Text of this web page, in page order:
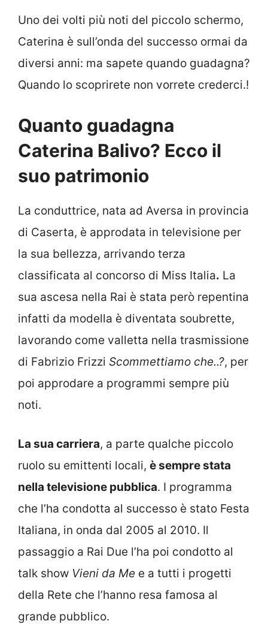
Uno dei volti più noti del piccolo schermo,
Caterina è sull’onda del successo ormai da
diversi anni: ma sapete quando guadagna?
Quando lo scoprirete non vorrete crederci.!
Quanto guadagna
Caterina Balivo? Ecco il
suo patrimonio
La conduttrice, nata ad Aversa in provincia
di Caserta, è approdata in televisione per
la sua bellezza, arrivando terza
classificata al concorso di Miss Italia. La
sua ascesa nella Rai è stata però repentina
infatti da modella è diventata soubrette,
lavorando come valletta nella trasmissione
di Fabrizio Frizzi Scommettiamo che..?, per
poi approdare a programmi sempre più
noti.
La sua carriera, a parte qualche piccolo
ruolo su emittenti locali, è sempre stata
nella televisione pubblica. I programma
che l’ha condotta al successo è stato Festa
Italiana, in onda dal 2005 al 2010. Il
passaggio a Rai Due l’ha poi condotto al
talk show Vieni da Me e a tutti i progetti
della Rete che l’hanno resa famosa al
grande pubblico.